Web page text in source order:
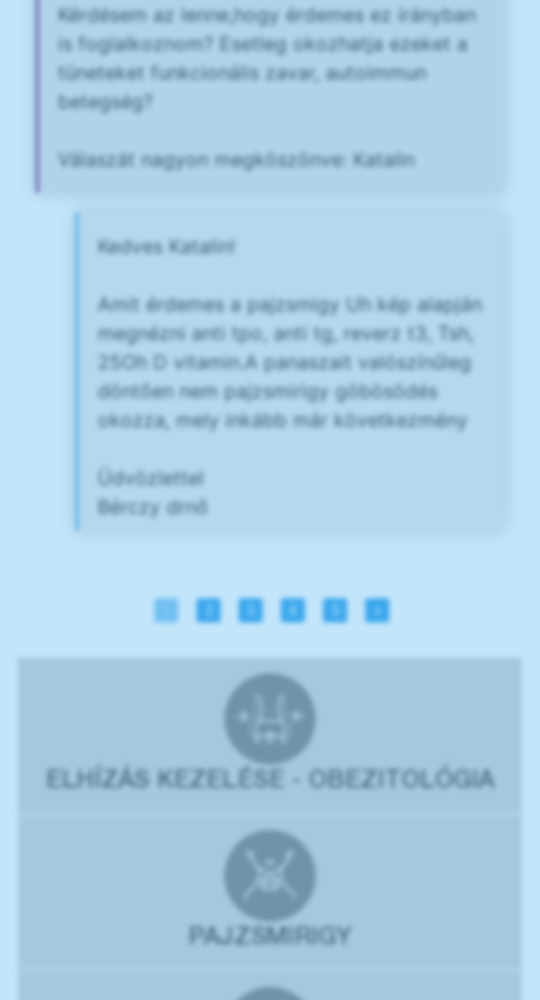
Kérdésem az lenne,hogy érdemes ez irányban
is foglalkoznom? Esetleg okozhatja ezeket a
tüneteket funkcionális zavar, autoimmun
betegség?
Válaszát nagyon megköszönve: Katalin
Kedves Katalin!
Amit érdemes a pajzsmigy Uh kép alapján
megnézni anti tpo, anti tg, reverz t3, Tsh,
25Oh D vitamin.A panaszait valószínűleg
döntően nem pajzsmirigy göbösödés
okozza, mely inkább már következmény
Üdvözlettel
Bérczy drnő
4 »
ELHÍZÁS KEZELÉSE - OBEZITOLÓGIA
PAJZSMIRIGY